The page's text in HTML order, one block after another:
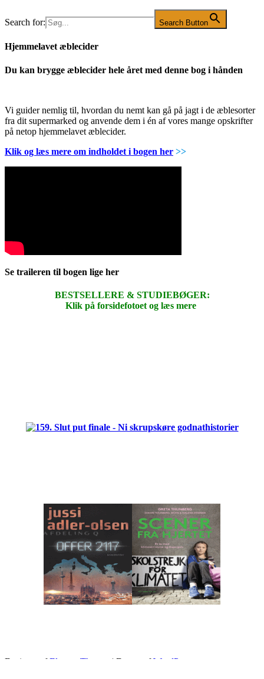
Search for: Search Button
Hjemmelavet æblecider
Du kan brygge æblecider hele året med denne bog i hånden
Vi guider nemlig til, hvordan du nemt kan gå på jagt i de æblesorter
fra dit supermarked og anvende dem i én af vores mange opskrifter
på netop hjemmelavet æblecider.
Klik og læs mere om indholdet i bogen her >>
Se traileren til bogen lige her
BESTSELLERE & STUDIEBØGER:
Klik på forsidefotoet og læs mere
Designet afElegant Themes | Drevet afWordPress